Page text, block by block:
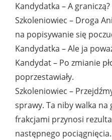
Kandydatka – A graniczą?
Szkoleniowiec – Droga
na popisywanie się
Kandydatka – Ale ja
Kandydat – Po zmianie
poprzestawiały.
Szkoleniowiec –
sprawy. Ta niby walka
frakcjami przynosi
następnego pociągnięcia.